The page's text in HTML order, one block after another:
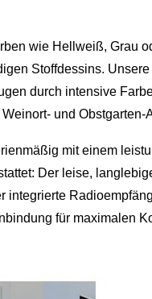
wie Hellweiß, Grau
Stoffdessins.
durch intensive
und Obstgarten-
mit einem
Der leise,
integrierte
für maximalen